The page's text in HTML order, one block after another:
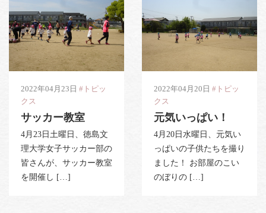
よくある質問
文理だより
お知らせ
アクセス
資料請求
お問い合わせはこちら
Tel.088-653-4941
2022年04月23日 #トピッ
クス
サッカー教室
4月23日土曜日、徳島文
理大学女子サッカー部の
皆さんが、サッカー教室
を開催し […]
2022年04月20日 #トピッ
クス
元気いっぱい！
4月20日水曜日、元気い
っぱいの子供たちを撮り
ました！ お部屋のこい
のぼりの […]